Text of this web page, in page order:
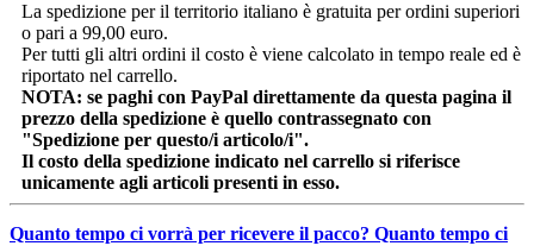
La spedizione per il territorio italiano è gratuita per ordini superiori
o pari a 99,00 euro.
Per tutti gli altri ordini il costo è viene calcolato in tempo reale ed è
riportato nel carrello.
NOTA: se paghi con PayPal direttamente da questa pagina il
prezzo della spedizione è quello contrassegnato con
"Spedizione per questo/i articolo/i".
Il costo della spedizione indicato nel carrello si riferisce
unicamente agli articoli presenti in esso.
Quanto tempo ci vorrà per ricevere il pacco? Quanto tempo ci